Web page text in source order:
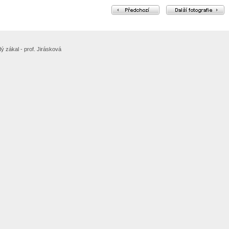
zákal - prof. Jirásková